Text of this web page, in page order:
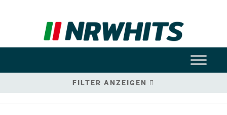
FILTER ANZEIGEN